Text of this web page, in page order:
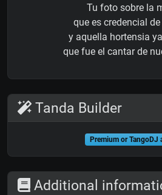
Tu foto sobre la
que es credencial
y aquella hortensia
que fue el cantar de
Tanda Builder
Premium or TangoDJ
Additional